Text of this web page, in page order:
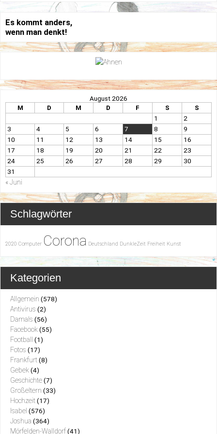
Es kommt anders,
wenn man denkt!
August 2026
M
D M D F S
S
1
2
3
4 5 6 7 8
9
10
11 12 13 14 15
16
17
18 19 20 21 22
23
24
25 26 27 28 29
30
31
« Juni
Schlagwörter
2020 Computer Corona Deutschland DunkleZeit Freiheit Kunst
Kategorien
Allgemein (578)
Antivirus (2)
Damals (56)
Facebook (55)
Football (1)
Fotos (17)
Frankfurt (8)
Gebek (4)
Geschichte (7)
Großeltern (33)
Hochzeit (17)
Isabel (576)
Joshua (364)
Mörfelden-Walldorf (41)